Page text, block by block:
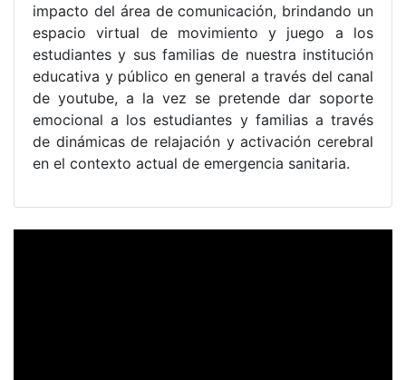
impacto del área de comunicación, brindando un
espacio virtual de movimiento y juego a los
estudiantes y sus familias de nuestra institución
educativa y público en general a través del canal
de youtube, a la vez se pretende dar soporte
emocional a los estudiantes y familias a través
de dinámicas de relajación y activación cerebral
en el contexto actual de emergencia sanitaria.